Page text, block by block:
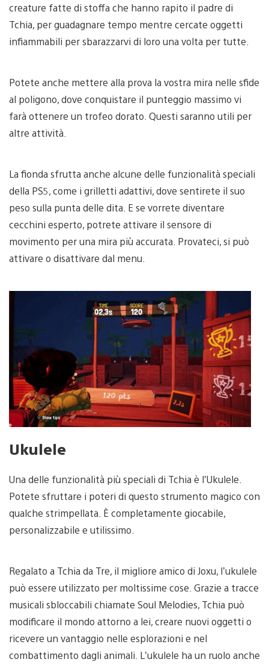
creature fatte di stoffa che hanno rapito il padre di
Tchia, per guadagnare tempo mentre cercate oggetti
infiammabili per sbarazzarvi di loro una volta per tutte.
Potete anche mettere alla prova la vostra mira nelle sfide
al poligono, dove conquistare il punteggio massimo vi
farà ottenere un trofeo dorato. Questi saranno utili per
altre attività.
La fionda sfrutta anche alcune delle funzionalità speciali
della PS5, come i grilletti adattivi, dove sentirete il suo
peso sulla punta delle dita. E se vorrete diventare
cecchini esperto, potrete attivare il sensore di
movimento per una mira più accurata. Provateci, si può
attivare o disattivare dal menu.
Ukulele
Una delle funzionalità più speciali di Tchia è l’Ukulele.
Potete sfruttare i poteri di questo strumento magico con
qualche strimpellata. È completamente giocabile,
personalizzabile e utilissimo.
Regalato a Tchia da Tre, il migliore amico di Joxu, l’ukulele
può essere utilizzato per moltissime cose. Grazie a tracce
musicali sbloccabili chiamate Soul Melodies, Tchia può
modificare il mondo attorno a lei, creare nuovi oggetti o
ricevere un vantaggio nelle esplorazioni e nel
combattimento dagli animali. L’ukulele ha un ruolo anche